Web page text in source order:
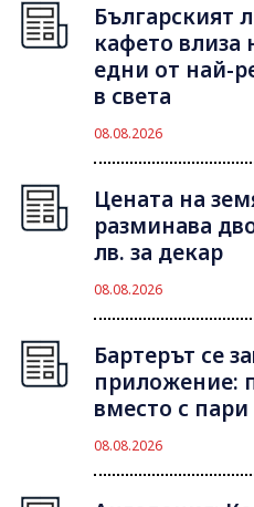
Българският
кафето влиза
едни от най-
в света
08.08.2026
Цената на
разминава
лв. за декар
08.08.2026
Бартерът се
приложение:
вместо с пари
08.08.2026